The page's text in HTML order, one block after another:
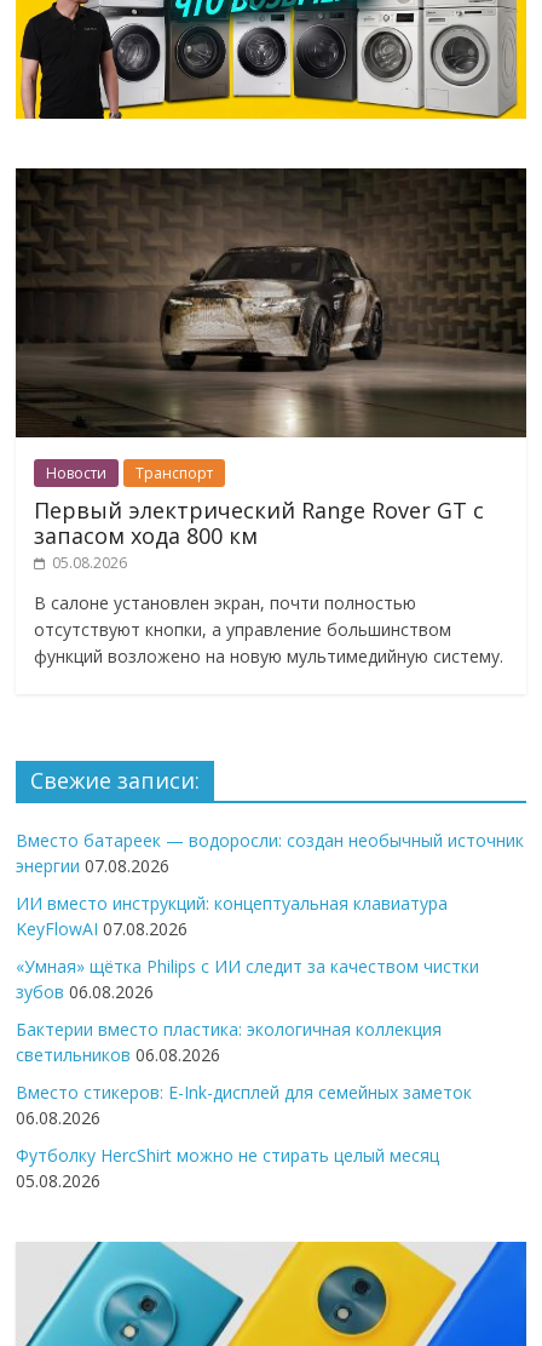
Новости Транспорт
Первый электрический Range Rover GT с
запасом хода 800 км
05.08.2026
В салоне установлен экран, почти полностью
отсутствуют кнопки, а управление большинством
функций возложено на новую мультимедийную систему.
Свежие записи:
Вместо батареек — водоросли: создан необычный источник
энергии 07.08.2026
ИИ вместо инструкций: концептуальная клавиатура
KeyFlowAI 07.08.2026
«Умная» щётка Philips с ИИ следит за качеством чистки
зубов 06.08.2026
Бактерии вместо пластика: экологичная коллекция
светильников 06.08.2026
Вместо стикеров: E-Ink-дисплей для семейных заметок
06.08.2026
Футболку HercShirt можно не стирать целый месяц
05.08.2026